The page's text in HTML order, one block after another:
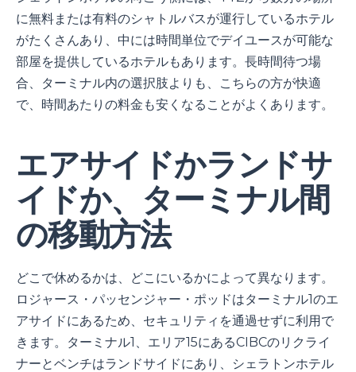
に無料または有料のシャトルバスが運行しているホテル
がたくさんあり、中には時間単位でデイユースが可能な
部屋を提供しているホテルもあります。長時間待つ場
合、ターミナル内の選択肢よりも、こちらの方が快適
で、時間あたりの料金も安くなることがよくあります。
エアサイドかランドサ
イドか、ターミナル間
の移動方法
どこで休めるかは、どこにいるかによって異なります。
ロジャース・パッセンジャー・ポッドはターミナル1のエ
アサイドにあるため、セキュリティを通過せずに利用で
きます。ターミナル1、エリア15にあるCIBCのリクライ
ナーとベンチはランドサイドにあり、シェラトンホテル